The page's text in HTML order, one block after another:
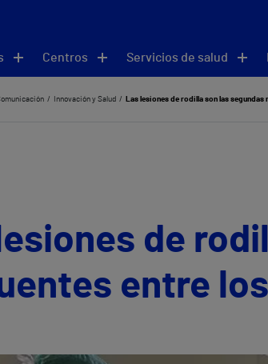
Centros Servicios de salud
Innovación y Salud Las lesiones de rodilla son las
de
entre